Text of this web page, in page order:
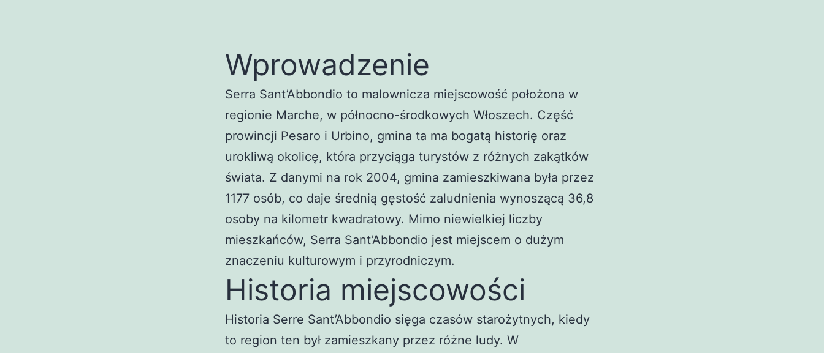
Wprowadzenie
Serra Sant’Abbondio to malownicza miejscowość położona w
regionie Marche, w północno-środkowych Włoszech. Część
prowincji Pesaro i Urbino, gmina ta ma bogatą historię oraz
urokliwą okolicę, która przyciąga turystów z różnych zakątków
świata. Z danymi na rok 2004, gmina zamieszkiwana była przez
1177 osób, co daje średnią gęstość zaludnienia wynoszącą 36,8
osoby na kilometr kwadratowy. Mimo niewielkiej liczby
mieszkańców, Serra Sant’Abbondio jest miejscem o dużym
znaczeniu kulturowym i przyrodniczym.
Historia miejscowości
Historia Serre Sant’Abbondio sięga czasów starożytnych, kiedy
to region ten był zamieszkany przez różne ludy. W